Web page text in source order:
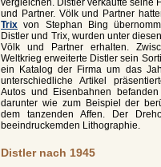
und Partner. Völk und Partner
Trix von Stephan Bing
Distler und Trix, wurden unter
Völk und Partner erhalten.
Weltkrieg erweiterte Distler sein
ein Katalog der Firma um das
unterschiedliche Artikel
Autos und Eisenbahnen
darunter wie zum Beispiel der
dem tanzenden Affen. Der
beeindruckemden Lithographie.
Distler nach 1945